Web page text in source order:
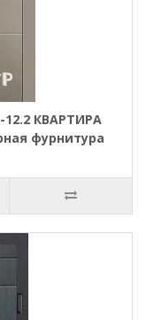
КВАРТИРА
фурнитура